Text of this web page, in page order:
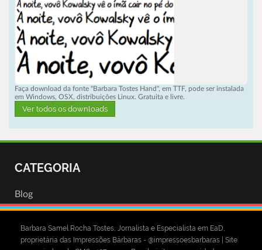
Faça download da fonte "Barbara Tostes Hand", em TTF, pode ser instalada
em Windows, OSX, distribuições Linux. Gratuita e livre.
Ver todos os downloads
CATEGORIA
Blog
Barbara Samel Rocha Tostes, Jornalista e Especialista em EaD,
proprietária das Impressões Bárbaras - @impressoesbarbaras | Site